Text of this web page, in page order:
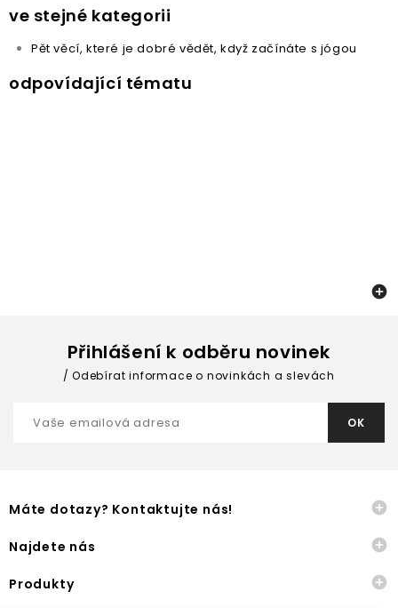
ve stejné kategorii
Pět věcí, které je dobré vědět, když začínáte s jógou
odpovídající tématu

Přihlášení k odběru novinek
Odebírat informace o novinkách a slevách
Máte dotazy? Kontaktujte nás! 
Najdete nás 
Produkty 